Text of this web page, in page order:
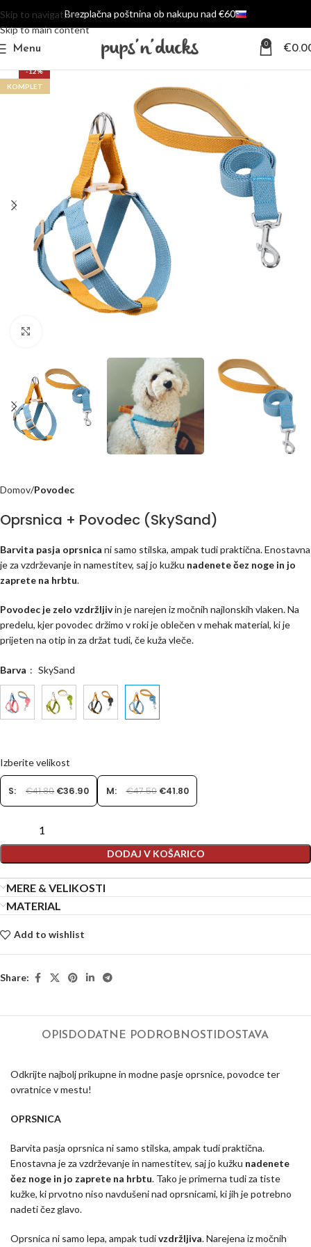
Skip to navigation
Skip to main content
Brezplačna poštnina ob nakupu nad €60
Menu 0 €
-12%
KOMPLET
Domov Povodec
Oprsnica + Povodec (SkySand)
Barvita pasja oprsnica ni samo stilska, ampak tudi praktična. Enostavna
je za vzdrževanje in namestitev, saj jo kužku nadenete čez noge in jo
zaprete na hrbtu.
Povodec je zelo vzdržljivin je narejen iz močnih najlonskih vlaken. Na
predelu, kjer povodec držimo v roki je oblečen v mehak material, ki je
prijeten na otip in za držat tudi, če kuža vleče.
Barva : SkySand
Izberite velikost
S: €41.80 €36.90 M: €47.50 €41.80
DODAJ V KOŠARICO
MERE & VELIKOSTI
MATERIAL
Add to wishlist
Share:
OPIS DODATNE PODROBNOSTI DOSTAVA
Odkrijte najbolj prikupne in modne pasje oprsnice, povodce ter
ovratnice v mestu!
OPRSNICA
Barvita pasja oprsnica ni samo stilska, ampak tudi praktična.
Enostavna je za vzdrževanje in namestitev, saj jo kužku nadenete
čez noge in jo zaprete na hrbtu. Tako je primerna tudi za tiste
kužke, ki prvotno niso navdušeni nad oprsnicami, ki jih je potrebno
nadeti čez glavo.
Oprsnica ni samo lepa, ampak tudivzdržljiva. Narejena iz močnih